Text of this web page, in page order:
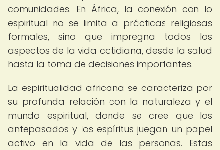
comunidades. En África, la conexión con lo
espiritual no se limita a prácticas religiosas
formales, sino que impregna todos los
aspectos de la vida cotidiana, desde la salud
hasta la toma de decisiones importantes.
La espiritualidad africana se caracteriza por
su profunda relación con la naturaleza y el
mundo espiritual, donde se cree que los
antepasados y los espíritus juegan un papel
activo en la vida de las personas. Estas